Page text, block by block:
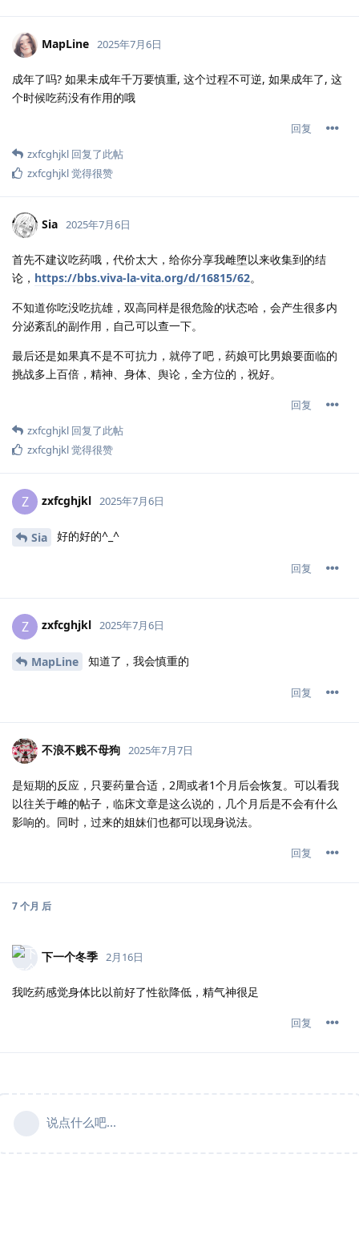
MapLine 2025年7月6日
成年了吗? 如果未成年千万要慎重, 这个过程不可逆, 如果成年了, 这
个时候吃药没有作用的哦
回复
zxfcghjkl 回复了此帖
zxfcghjkl觉得很赞
Sia 2025年7月6日
首先不建议吃药哦，代价太大，给你分享我雌堕以来收集到的结
论， https://bbs.viva-la-vita.org/d/16815/62。
不知道你吃没吃抗雄，双高同样是很危险的状态哈，会产生很多内
分泌紊乱的副作用，自己可以查一下。
最后还是如果真不是不可抗力，就停了吧，药娘可比男娘要面临的
挑战多上百倍，精神、身体、舆论，全方位的，祝好。
回复
zxfcghjkl 回复了此帖
zxfcghjkl觉得很赞
Z zxfcghjkl 2025年7月6日
Sia 好的好的^_^
回复
Z zxfcghjkl 2025年7月6日
MapLine 知道了，我会慎重的
回复
不浪不贱不母狗 2025年7月7日
是短期的反应，只要药量合适，2周或者1个月后会恢复。可以看我
以往关于雌的帖子，临床文章是这么说的，几个月后是不会有什么
影响的。同时，过来的姐妹们也都可以现身说法。
回复
7 个月 后
下一个冬季 2月16日
我吃药感觉身体比以前好了性欲降低，精气神很足
回复
说点什么吧...